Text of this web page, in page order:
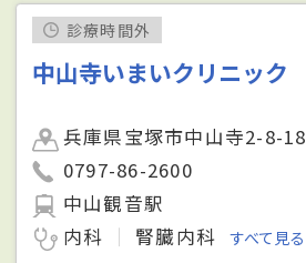
診療時間外
中山寺いまいクリニック
兵庫県宝塚市中山寺2-8-18
0797-86-2600
中山観音駅
内科
腎臓内科 すべて見る